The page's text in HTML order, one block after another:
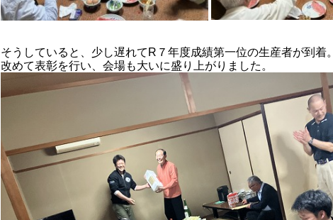
そうしていると、少し遅れてR７年度成績第一位の生産者が到着。
改めて表彰を行い、会場も大いに盛り上がりました。